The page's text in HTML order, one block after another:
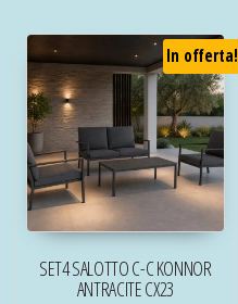
In offerta!
SET4 SALOTTO C-C KONNOR
ANTRACITE CX23